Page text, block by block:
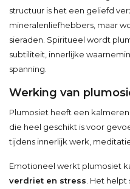
structuur is het een geliefd
mineralenliefhebbers, maar
sieraden. Spiritueel wordt
subtiliteit, innerlijke
spanning.
Werking van
Plumosiet heeft een
die heel geschikt is voor
tijdens innerlijk werk,
Emotioneel werkt plumosiet
verdriet en stress . Het